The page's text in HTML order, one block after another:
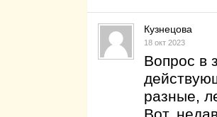
Кузнецова
18 окт 2023
Вопрос в
разные,
Вот,